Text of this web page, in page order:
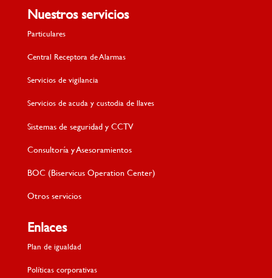
Nuestros servicios
Particulares
Central Receptora de Alarmas
Servicios de vigilancia
Servicios de acuda y custodia de llaves
Sistemas de seguridad y CCTV
Consultoría y Asesoramientos
BOC (Biservicus Operation Center)
Otros servicios
Enlaces
Plan de igualdad
Políticas corporativas